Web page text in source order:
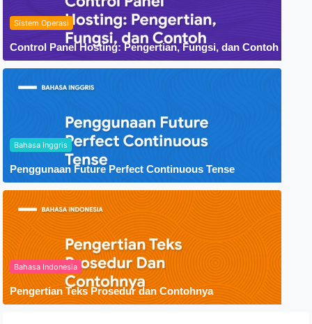
Sistem Operasi
Control Panel Hosting: Pengertian, Fungsi, dan Contoh
Bahasa Inggris
Penggunaan Future Perfect Continuous Tense
Bahasa Indonesia
Pengertian Teks Prosedur dan Contohnya